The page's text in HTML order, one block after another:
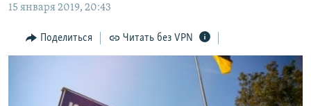
Вернутся
поиску
ИНТЕРАКТИВ
ИНФОГРАФИКА
СОВЕТЫ ПРАВОЗАЩИТНИКОВ
РАДІО СВОБОДА
КАК ОБОЙТИ БЛОКИРОВКУ
Qırımtatar
15 января 2019, 20:43
Поделиться Читать без VPN